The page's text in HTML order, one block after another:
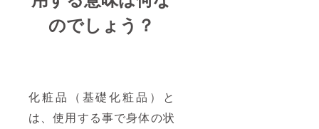
のでしょう？
化粧品（基礎化粧品）と
は、使用する事で身体の状